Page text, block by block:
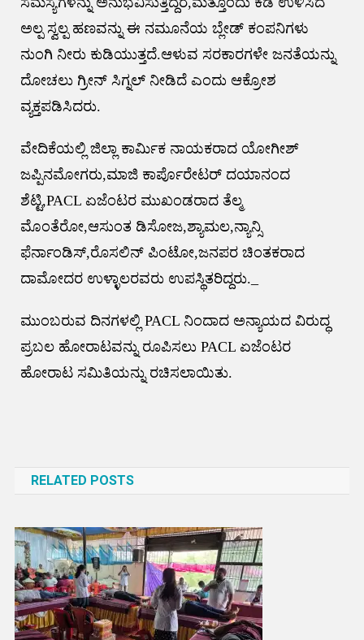
ಅಲ್ಪ ಸ್ವಲ್ಪ ಹಣವನ್ನು ಈ ನಮೂನೆಯ ಬ್ಲೇಡ್ ಕಂಪನಿಗಳು
ನುಂಗಿ ನೀರು ಕುಡಿಯುತ್ತದೆ.ಆಳುವ ಸರಕಾರಗಳೇ ಜನತೆಯನ್ನು
ದೋಚಲು ಗ್ರೀನ್ ಸಿಗ್ನಲ್ ನೀಡಿದೆ ಎಂದು ಆಕ್ರೋಶ
ವ್ಯಕ್ತಪಡಿಸಿದರು.
ವೇದಿಕೆಯಲ್ಲಿ ಜಿಲ್ಲಾ ಕಾರ್ಮಿಕ ನಾಯಕರಾದ ಯೋಗೀಶ್
ಜಪ್ಪಿನಮೋಗರು,ಮಾಜಿ ಕಾರ್ಪೊರೇಟರ್ ದಯಾನಂದ
ಶೆಟ್ಟಿ,PACL ಏಜೆಂಟರ ಮುಖಂಡರಾದ ತೆಲ್ಮ
ಮೊಂತೆರೋ,ಆಸುಂತ ಡಿಸೋಜ,ಶ್ಯಾಮಲ,ನ್ಯಾನ್ಸಿ
ಫೆರ್ನಾಂಡಿಸ್,ರೊಸಲಿನ್ ಪಿಂಟೋ,ಜನಪರ ಚಿಂತಕರಾದ
ದಾಮೋದರ ಉಳ್ಳಾಲರವರು ಉಪಸ್ಥಿತರಿದ್ದರು._
ಮುಂಬರುವ ದಿನಗಳಲ್ಲಿ PACL ನಿಂದಾದ ಅನ್ಯಾಯದ ವಿರುದ್ಧ
ಪ್ರಬಲ ಹೋರಾಟವನ್ನು ರೂಪಿಸಲು PACL ಏಜೆಂಟರ
ಹೋರಾಟ ಸಮಿತಿಯನ್ನು ರಚಿಸಲಾಯಿತು.
RELATED POSTS